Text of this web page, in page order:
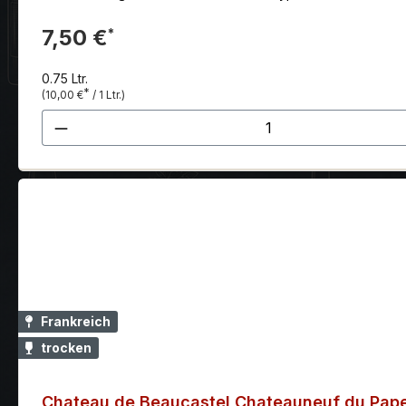
7,50 €*
0.75 Ltr.
(10,00 €* / 1 Ltr.)
Produkt Anzahl: Gib den
Frankreich
trocken
Chateau de Beaucastel Chateauneuf du